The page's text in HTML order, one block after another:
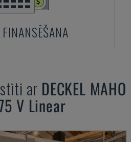
ar DECKEL MAHO
V Linear